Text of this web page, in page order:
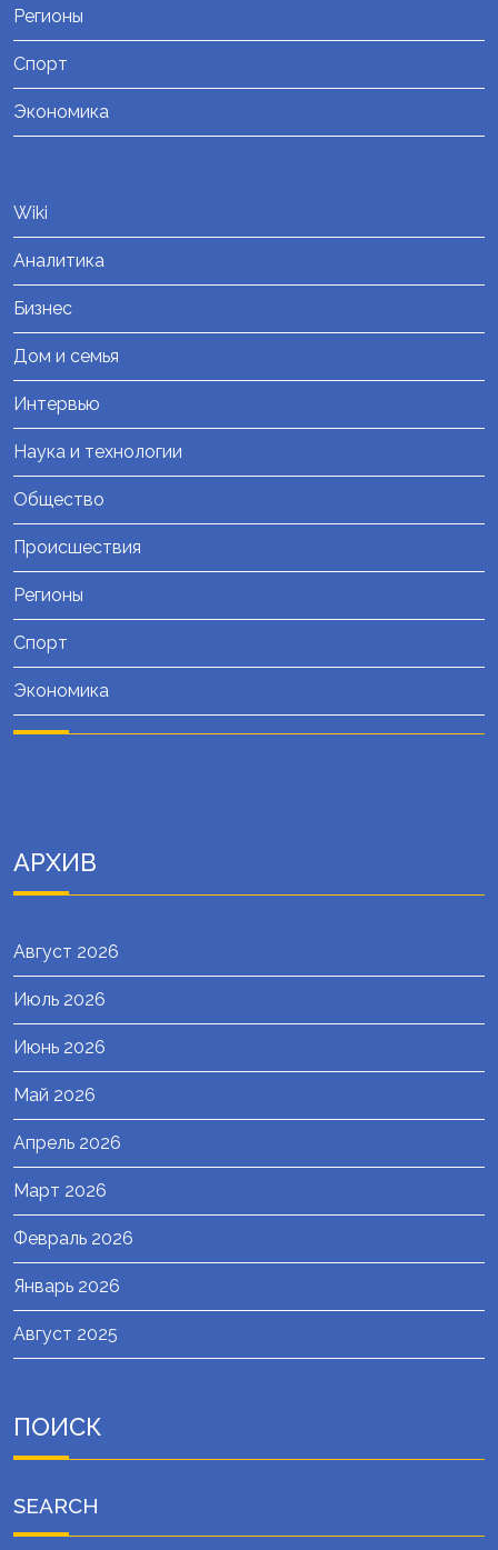
Регионы
Спорт
Экономика
Wiki
Аналитика
Бизнес
Дом и семья
Интервью
Наука и технологии
Общество
Происшествия
Регионы
Спорт
Экономика
АРХИВ
Август 2026
Июль 2026
Июнь 2026
Май 2026
Апрель 2026
Март 2026
Февраль 2026
Январь 2026
Август 2025
ПОИСК
SEARCH